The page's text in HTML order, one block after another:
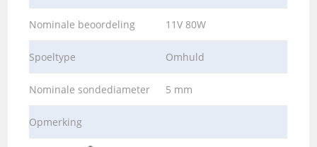
Nominale beoordeling 11V 80W
Spoeltype Omhuld
Nominale sondediameter 5 mm
Opmerking